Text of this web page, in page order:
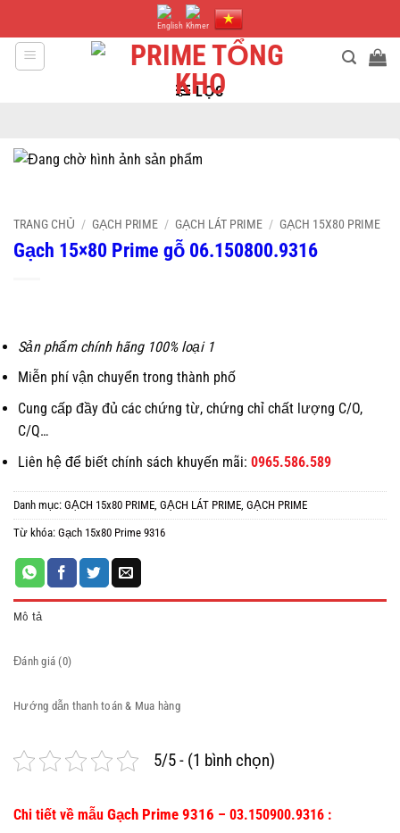
LỌC
TRANG CHỦ / GẠCH PRIME / GẠCH LÁT PRIME / GẠCH 15X80 PRIME
Gạch 15×80 Prime gỗ 06.150800.9316
Sản phẩm chính hãng 100% loại 1
Miễn phí vận chuyển trong thành phố
Cung cấp đầy đủ các chứng từ, chứng chỉ chất lượng C/O,
C/Q…
Liên hệ để biết chính sách khuyến mãi: 0965.586.589
Danh mục: GẠCH 15x80 PRIME, GẠCH LÁT PRIME, GẠCH PRIME
Từ khóa: Gạch 15x80 Prime 9316
Mô tả
Đánh giá (0)
Hướng dẫn thanh toán & Mua hàng
5/5 - (1 bình chọn)
Chi tiết về mẫu Gạch Prime 9316 – 03.150900.9316 :